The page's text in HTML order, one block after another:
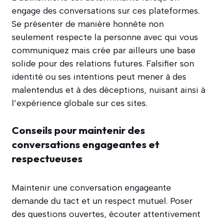
engage des conversations sur ces plateformes.
Se présenter de manière honnête non
seulement respecte la personne avec qui vous
communiquez mais crée par ailleurs une base
solide pour des relations futures. Falsifier son
identité ou ses intentions peut mener à des
malentendus et à des déceptions, nuisant ainsi à
l’expérience globale sur ces sites.
Conseils pour maintenir des
conversations engageantes et
respectueuses
Maintenir une conversation engageante
demande du tact et un respect mutuel. Poser
des questions ouvertes, écouter attentivement